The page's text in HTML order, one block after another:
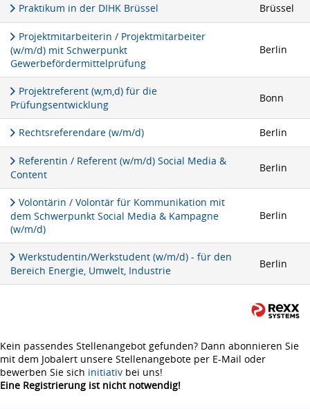
Praktikum in der DIHK Brüssel Brüssel
Projektmitarbeiterin / Projektmitarbeiter
(w/m/d) mit Schwerpunkt
Gewerbefördermittelprüfung
Berlin
Projektreferent (w,m,d) für die
Prüfungsentwicklung
Bonn
Rechtsreferendare (w/m/d) Berlin
Referentin / Referent (w/m/d) Social Media &
Content
Berlin
Volontärin / Volontär für Kommunikation mit
dem Schwerpunkt Social Media & Kampagne
(w/m/d)
Berlin
Werkstudentin/Werkstudent (w/m/d) - für den
Bereich Energie, Umwelt, Industrie
Berlin
Kein passendes Stellenangebot gefunden? Dann abonnieren Sie
mit dem Jobalert unsere Stellenangebote per E-Mail oder
bewerben Sie sich initiativ bei uns!
Eine Registrierung ist nicht notwendig!